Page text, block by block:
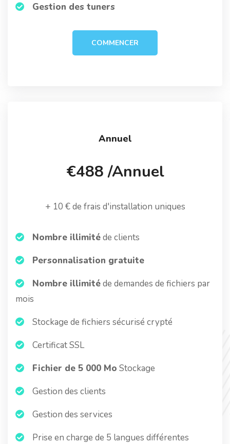
Gestion des tuners
COMMENCER
Annuel
€488 /Annuel
+ 10 € de frais d'installation uniques
Nombre illimitéde clients
Personnalisation gratuite
Nombre illimitéde demandes de fichiers par
mois
Stockage de fichiers sécurisé crypté
Certificat SSL
Fichier de 5 000 Mo Stockage
Gestion des clients
Gestion des services
Prise en charge de 5 langues différentes